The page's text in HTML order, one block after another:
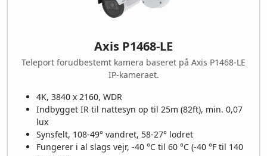
Axis P1468-LE
Teleport forudbestemt kamera baseret på Axis P1468-LE
IP-kameraet.
4K, 3840 x 2160, WDR
Indbygget IR til nattesyn op til 25m (82ft), min. 0,07
lux
Synsfelt, 108-49° vandret, 58-27° lodret
Fungerer i al slags vejr, -40 °C til 60 °C (-40 °F til 140